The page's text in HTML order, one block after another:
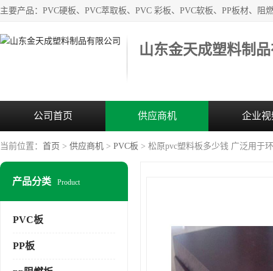
山东金天成塑料制
公司首页 供应商机 企业视
当前位置： 首页 > 供应商机 > PVC板 > 松原pvc塑料板多少钱 广泛用于
产品分类 Product
PVC板
PP板